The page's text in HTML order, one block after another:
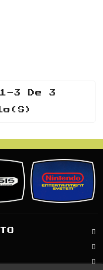
3 De 3